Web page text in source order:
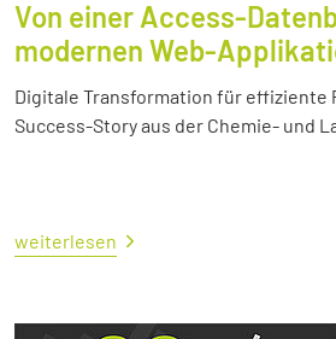
Von einer Access-
modernen Web-
Digitale Transformation für effiziente
Success-Story aus der Chemie- und
weiterlesen